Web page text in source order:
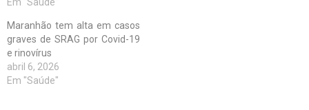
Maranhão tem alta em casos
graves de SRAG por Covid-19
e rinovírus
abril 6, 2026
Em "Saúde"